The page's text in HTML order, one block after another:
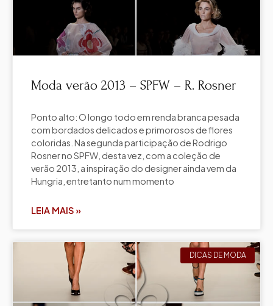
Moda verão 2013 – SPFW – R. Rosner
Ponto alto: O longo todo em renda branca pesada
com bordados delicados e primorosos de flores
coloridas. Na segunda participação de Rodrigo
Rosner no SPFW, desta vez, com a coleção de
verão 2013, a inspiração do designer ainda vem da
Hungria, entretanto num momento
LEIA MAIS »
DICAS DE MODA